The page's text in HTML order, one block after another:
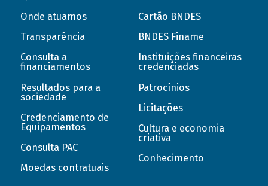
Onde atuamos
Transparência
Consulta a
financiamentos
Resultados para a
sociedade
Credenciamento de
Equipamentos
Consulta PAC
Moedas contratuais
Cartão BNDES
BNDES Finame
Instituições financeiras
credenciadas
Patrocínios
Licitações
Cultura e economia
criativa
Conhecimento